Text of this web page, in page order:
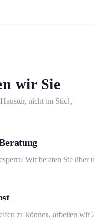
wir Sie
nicht im Stich,
Wir beraten Sie über
zu können, arbeiten wir